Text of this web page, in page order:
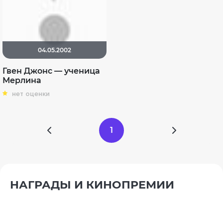
04.05.2002
Гвен Джонс — ученица
Мерлина
нет оценки
1
НАГРАДЫ И КИНОПРЕМИИ